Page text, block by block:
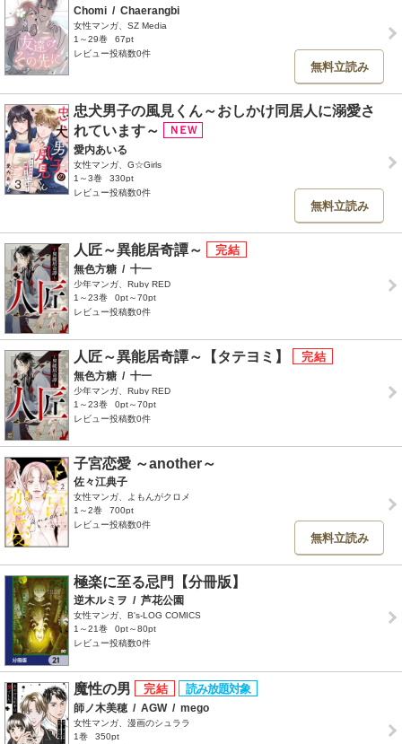
Chomi / Chaerangbi
女性マンガ、SZ Media
1～29巻
67pt
レビュー投稿数0件
無料立読み
忠犬男子の風見くん～おしかけ同居人に溺愛さ
れています～
愛内あいる
女性マンガ、G☆Girls
1～3巻
330pt
レビュー投稿数0件
無料立読み
人匠～異能居奇譚～
無色方糖 / 十一
少年マンガ、Ruby RED
1～23巻
0pt～70pt
レビュー投稿数0件
人匠～異能居奇譚～【タテヨミ】
無色方糖 / 十一
少年マンガ、Ruby RED
1～23巻
0pt～70pt
レビュー投稿数0件
子宮恋愛 ～another～
佐々江典子
女性マンガ、よもんがクロメ
1～2巻
700pt
レビュー投稿数0件
無料立読み
極楽に至る忌門【分冊版】
逆木ルミヲ / 芦花公園
女性マンガ、B's-LOG COMICS
1～21巻
0pt～80pt
レビュー投稿数0件
魔性の男
師ノ木美穂 / AGW / mego
女性マンガ、漫画のシュララ
1巻
350pt